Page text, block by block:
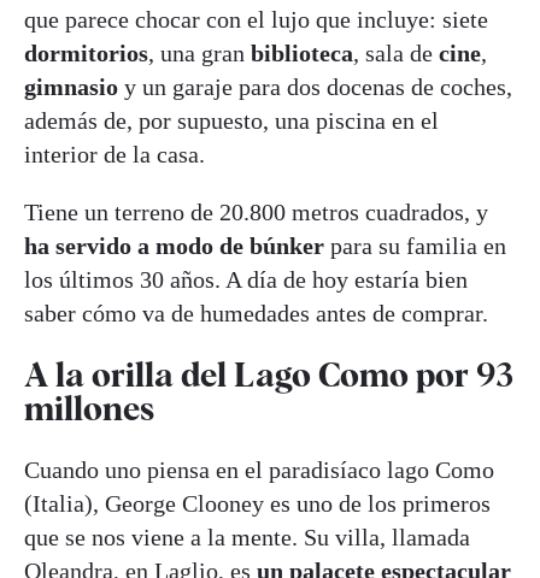
que parece chocar con el lujo que incluye: siete
dormitorios, una gran biblioteca, sala de cine,
gimnasio y un garaje para dos docenas de coches,
además de, por supuesto, una piscina en el
interior de la casa.
Tiene un terreno de 20.800 metros cuadrados, y
ha servido a modo de búnker para su familia en
los últimos 30 años. A día de hoy estaría bien
saber cómo va de humedades antes de comprar.
A la orilla del Lago Como por 93
millones
Cuando uno piensa en el paradisíaco lago Como
(Italia), George Clooney es uno de los primeros
que se nos viene a la mente. Su villa, llamada
Oleandra, en Laglio, es un palacete espectacular